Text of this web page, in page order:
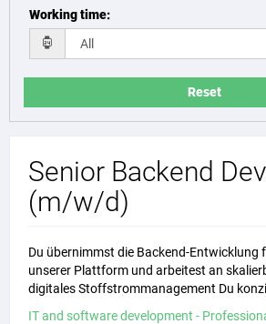
Working time:
Reset
Senior Backend
(m/w/d)
Du übernimmst die Backend-Entwicklung
unserer Plattform und arbeitest an
digitales Stoffstrommanagement Du
IT and software development -